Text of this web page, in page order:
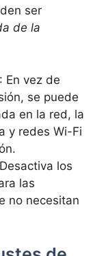
ser
de la
: En vez de
se puede
en la red, la
y redes Wi-Fi
los
las
no necesitan